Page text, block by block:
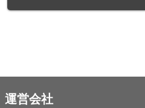
運営会社